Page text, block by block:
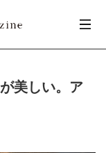
Mens
美しい。ア